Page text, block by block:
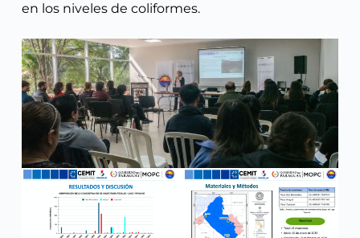
en los niveles de coliformes.